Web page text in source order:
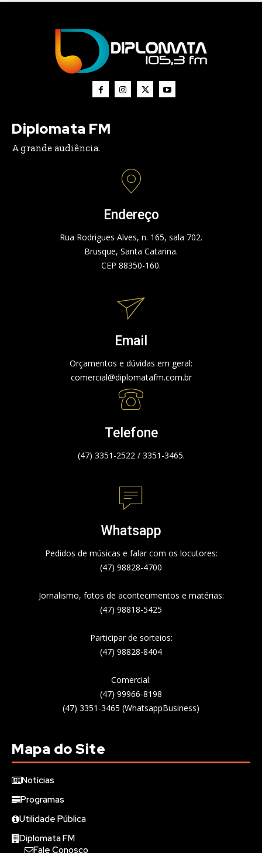
Diplomata FM
A grande audiência.
Endereço
Rua Rodrigues Alves, n. 165, sala 702.
Brusque, Santa Catarina.
CEP 88350-160.
Email
Orçamentos e dúvidas em geral:
comercial@diplomatafm.com.br
Telefone
(47) 3351-2522 / 3351-3465.
Whatsapp
Pedidos de músicas e falar com os locutores:
(47) 98828-4700
Jornalismo, fotos de acontecimentos e matérias:
(47) 98818-5425
Participar de sorteios:
(47) 98828-8404
Comercial:
(47) 99966-8198
(47) 3351-3465 (WhatsappBusiness)
Mapa do Site
Notícias
Programas
Utilidade Pública
Diplomata FM
Fale Conosco